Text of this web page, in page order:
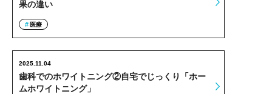
果の違い
医療
歯科でのホワイトニング②自宅でじっくり「ホー
ムホワイトニング」
2025.11.04